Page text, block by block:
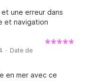
avait pris des photos
le propriétaire était
bonne journée
une erreur dans
et navigation
· Date de
en mer avec ce